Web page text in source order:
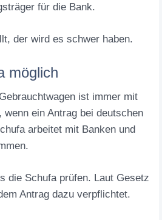
für die Bank.
der wird es schwer haben.
möglich
ist immer mit
wenn ein Antrag bei deutschen
arbeitet mit Banken und
die Schufa prüfen. Laut Gesetz
Antrag dazu verpflichtet.